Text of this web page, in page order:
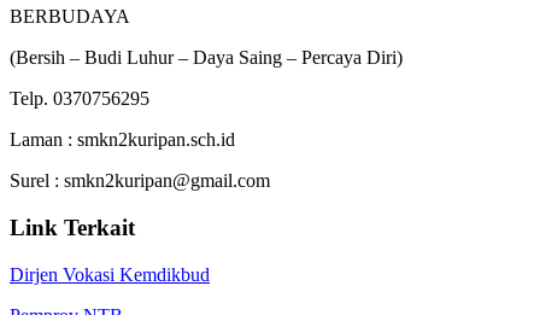
BERBUDAYA
(Bersih – Budi Luhur – Daya Saing – Percaya Diri)
Telp. 0370756295
Laman : smkn2kuripan.sch.id
Surel : smkn2kuripan@gmail.com
Link Terkait
Dirjen Vokasi Kemdikbud